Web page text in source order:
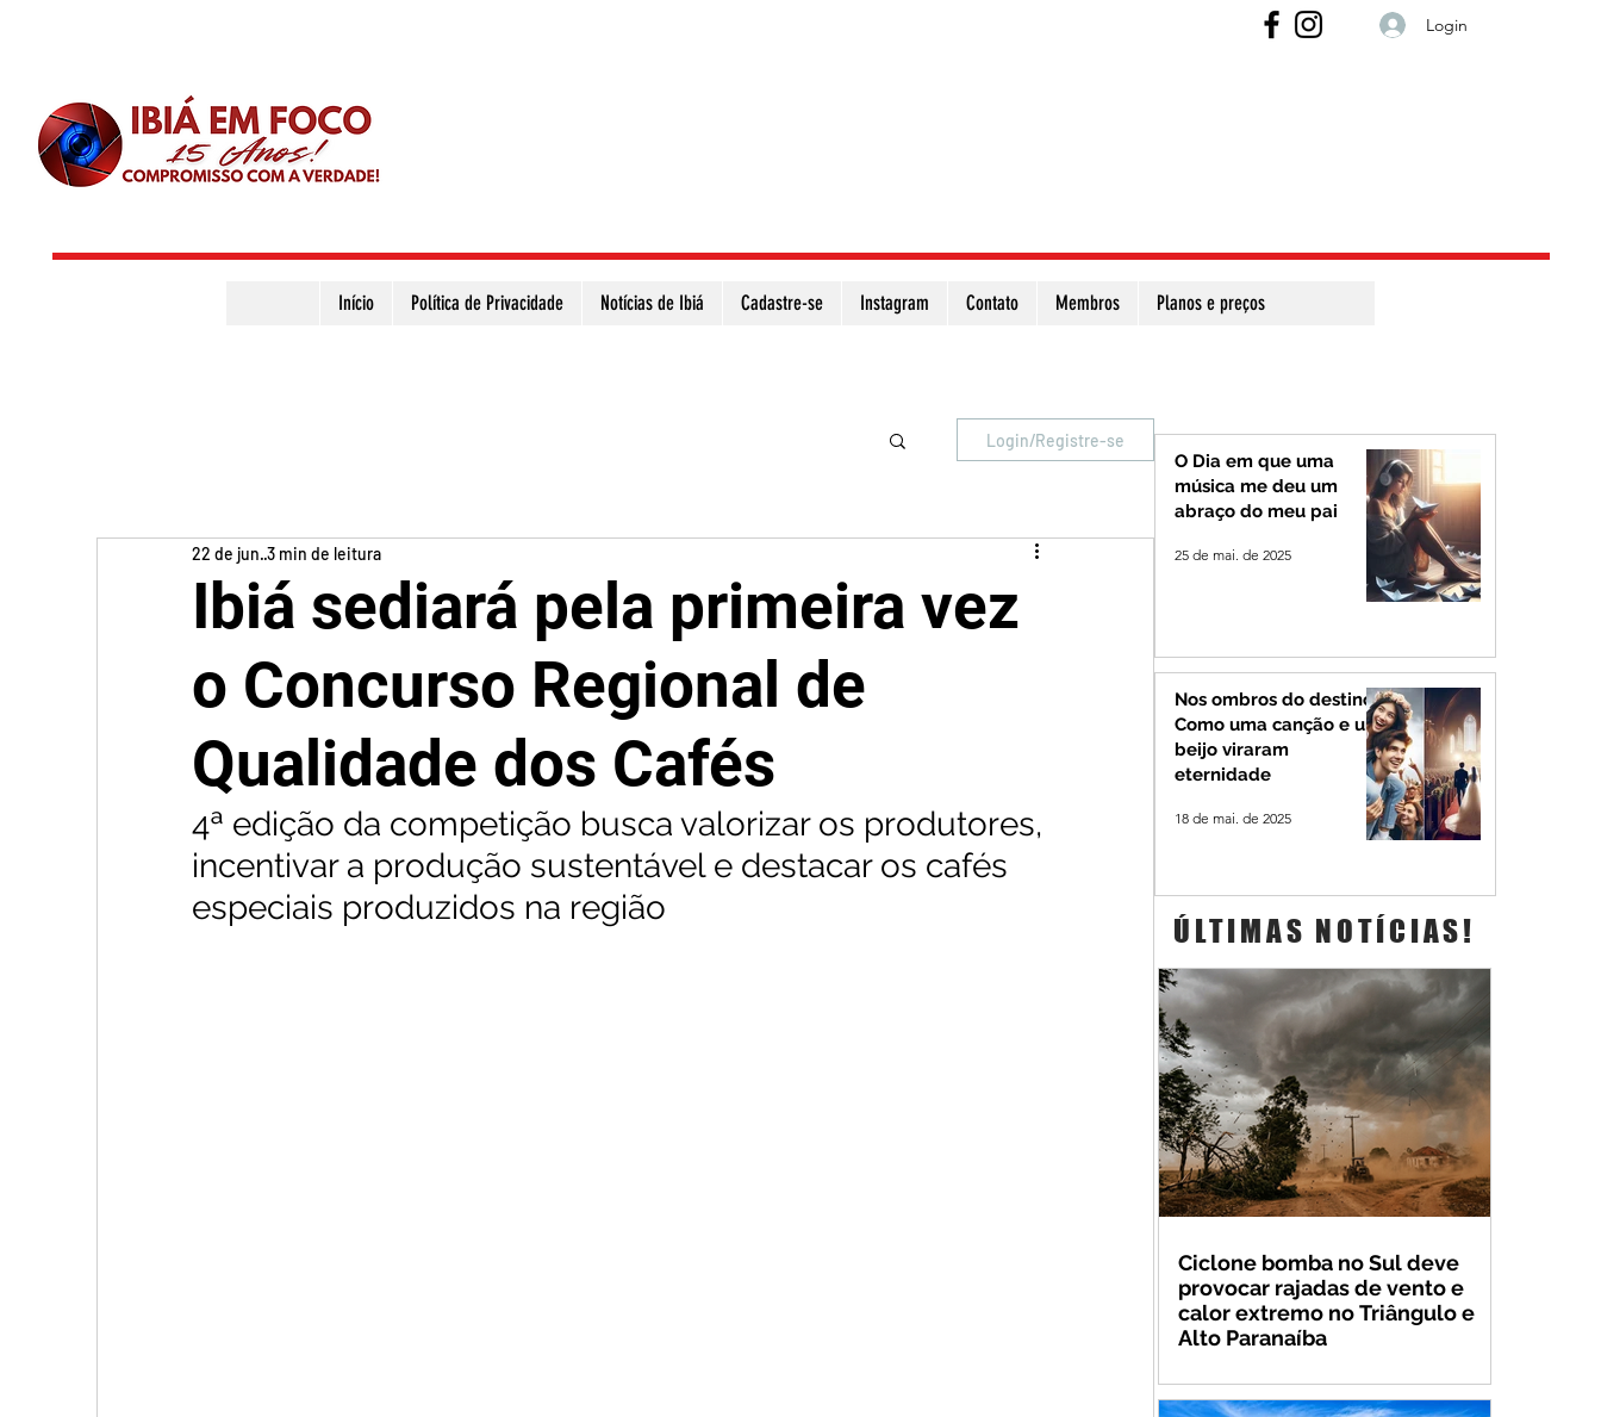
Login
Início Política de Privacidade Notícias de Ibiá Cadastre-se Instagram Contato Membros Planos e preços
Login/Registre-se
Ibiá sediará pela primeira vez
o Concurso Regional de
Qualidade dos Cafés
22 de jun.3 min de leitura
4ª edição da competição busca valorizar os produtores,
incentivar a produção sustentável e destacar os cafés
especiais produzidos na região
O Dia em que uma
música me deu um
abraço do meu pai
25 de mai. de 2025
Nos ombros do destino:
Como uma canção e um
beijo viraram
eternidade
18 de mai. de 2025
ÚLTIMAS NOTÍCIAS!
Ciclone bomba no Sul deve
provocar rajadas de vento e
calor extremo no Triângulo e
Alto Paranaíba